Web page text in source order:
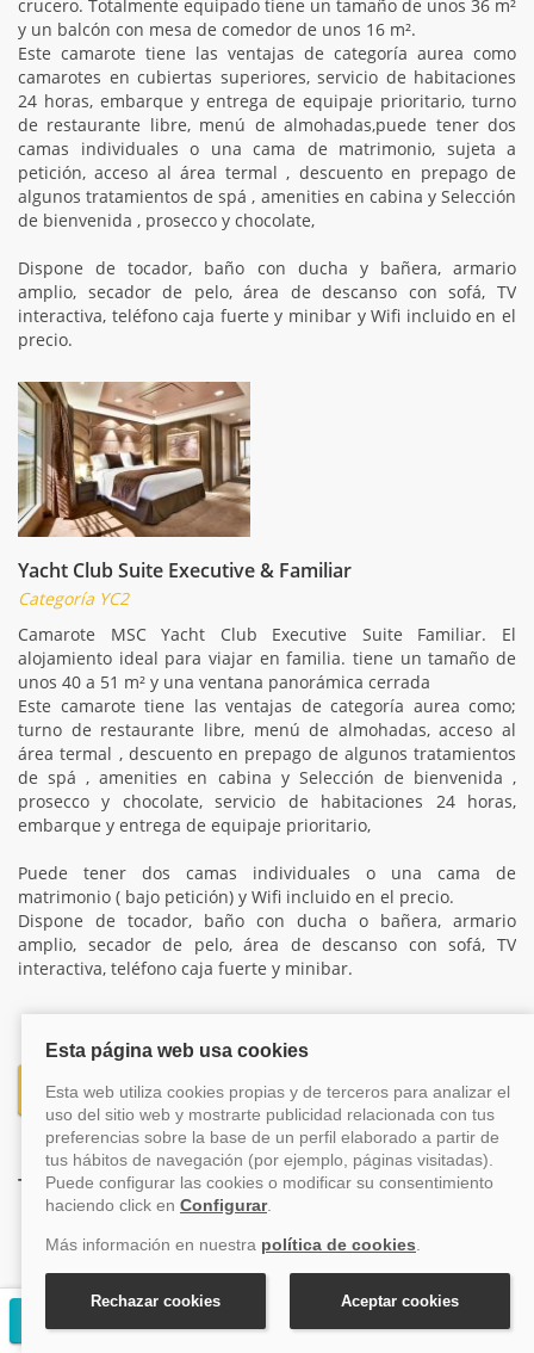
crucero. Totalmente equipado tiene un tamaño de unos 36 m²
y un balcón con mesa de comedor de unos 16 m².
Este camarote tiene las ventajas de categoría aurea como
camarotes en cubiertas superiores, servicio de habitaciones
24 horas, embarque y entrega de equipaje prioritario, turno
de restaurante libre, menú de almohadas,puede tener dos
camas individuales o una cama de matrimonio, sujeta a
petición, acceso al área termal , descuento en prepago de
algunos tratamientos de spá , amenities en cabina y Selección
de bienvenida , prosecco y chocolate,
Dispone de tocador, baño con ducha y bañera, armario
amplio, secador de pelo, área de descanso con sofá, TV
interactiva, teléfono caja fuerte y minibar y Wifi incluido en el
precio.
Yacht Club Suite Executive & Familiar
Categoría YC2
Camarote MSC Yacht Club Executive Suite Familiar. El
alojamiento ideal para viajar en familia. tiene un tamaño de
unos 40 a 51 m² y una ventana panorámica cerrada
Este camarote tiene las ventajas de categoría aurea como;
turno de restaurante libre, menú de almohadas, acceso al
área termal , descuento en prepago de algunos tratamientos
de spá , amenities en cabina y Selección de bienvenida ,
prosecco y chocolate, servicio de habitaciones 24 horas,
embarque y entrega de equipaje prioritario,
Puede tener dos camas individuales o una cama de
matrimonio ( bajo petición) y Wifi incluido en el precio.
Dispone de tocador, baño con ducha o bañera, armario
amplio, secador de pelo, área de descanso con sofá, TV
interactiva, teléfono caja fuerte y minibar.
Desde159€+ tasas (60€)
También te pueden interesar estos cruceros
8,2